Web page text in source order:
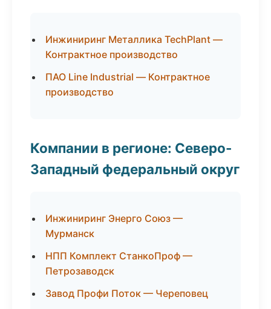
Инжиниринг Металлика TechPlant —
Контрактное производство
ПАО Line Industrial — Контрактное
производство
Компании в регионе: Северо-
Западный федеральный округ
Инжиниринг Энерго Союз —
Мурманск
НПП Комплект СтанкоПроф —
Петрозаводск
Завод Профи Поток — Череповец